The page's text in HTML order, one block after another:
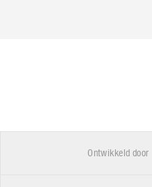
Ontwikkeld door